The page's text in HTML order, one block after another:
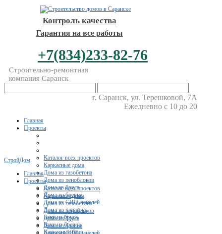
Контроль качества
Гарантия на все работы
+7(834)233-82-76
Строительно-ремонтная
компания Саранск
г. Саранск, ул. Терешковой, 7А
Ежедневно с 10 до 20
Главная
Проекты
Каталог всех проектов
Каркасные дома
Дома из газобетона
Дома из пеноблоков
Дома из бруса
Дома из бревна
Дома из СИП-панелей
Дома из кирпича
Бани из бруса
Бани из бревна
Каркасные бани
СтройДом
Главная
Проекты
Каталог всех проектов
Каркасные дома
Дома из газобетона
Дома из пеноблоков
Дома из бруса
Дома из бревна